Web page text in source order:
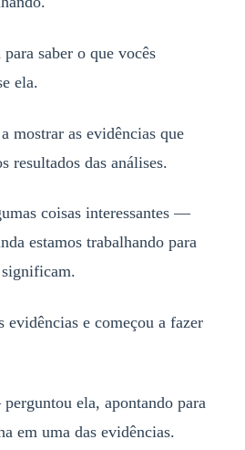
saber o que vocês
ela.
mostrar as evidências que
resultados das análises.
coisas interessantes —
estamos trabalhando para
significam.
evidências e começou a fazer
ela, apontando para
em uma das evidências.